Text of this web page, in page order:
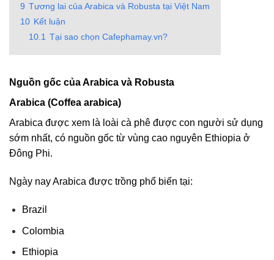
9 Tương lai của Arabica và Robusta tại Việt Nam
10 Kết luận
10.1 Tại sao chọn Cafephamay.vn?
Nguồn gốc của Arabica và Robusta
Arabica (Coffea arabica)
Arabica được xem là loài cà phê được con người sử dụng
sớm nhất, có nguồn gốc từ vùng cao nguyên Ethiopia ở
Đông Phi.
Ngày nay Arabica được trồng phổ biến tại:
Brazil
Colombia
Ethiopia